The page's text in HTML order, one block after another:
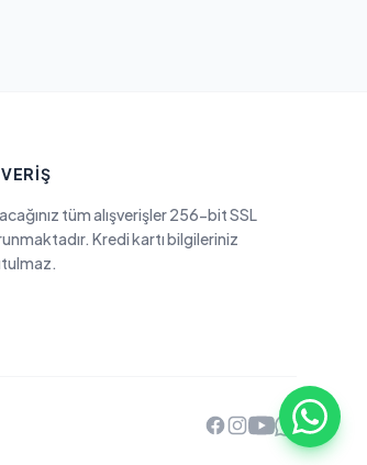
tüm alışverişler 256-bit SSL
Kredi kartı bilgileriniz